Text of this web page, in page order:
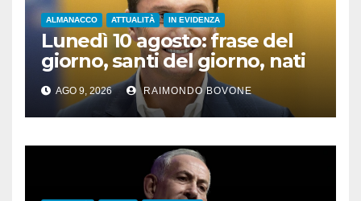
ALMANACCO ATTUALITÀ IN EVIDENZA
Lunedì 10 agosto: frase del
giorno, santi del giorno, nati
famosi, accadde oggi
AGO 9, 2026 RAIMONDO BOVONE